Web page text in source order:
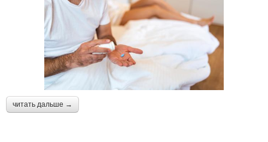
читать дальше →